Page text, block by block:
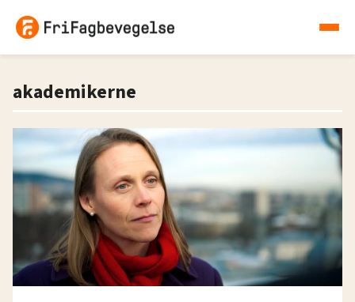
akademikerne